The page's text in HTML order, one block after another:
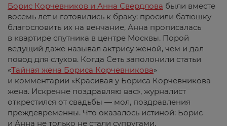
Борис Корчевников и Анна Свердлова были вместе
восемь лет и готовились к браку: просили батюшку
благословить их на венчание, Анна прописалась
в квартире спутника в центре Москвы. Порой
ведущий даже называл актрису женой, чем и дал
повод для слухов. Когда Сеть заполонили статьи
«Тайная жена Бориса Корчевникова»
и комментарии «Красивая у Бориса Корчевникова
жена. Искренне поздравляю вас», журналист
открестился от свадьбы — мол, поздравления
преждевременны. Что оказалось истиной: Борис
и Анна не только не стали супругами,